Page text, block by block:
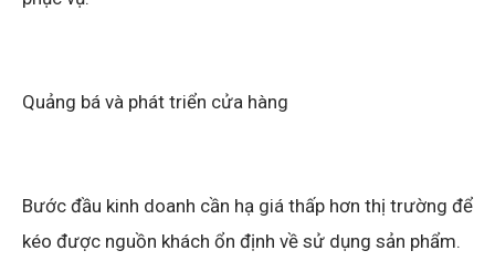
Quảng bá và phát triển cửa hàng
Bước đầu kinh doanh cần hạ giá thấp hơn thị trường để
kéo được nguồn khách ổn định về sử dụng sản phẩm.